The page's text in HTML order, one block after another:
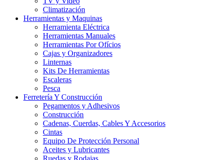
Climatización
Herramientas y Maquinas
Herramienta Eléctrica
Herramientas Manuales
Herramientas Por Ofícios
Cajas y Organizadores
Linternas
Kits De Herramientas
Escaleras
Pesca
Ferretería Y Construcción
Pegamentos y Adhesivos
Construcción
Cadenas, Cuerdas, Cables Y Accesorios
Cintas
Equipo De Protección Personal
Aceites y Lubricantes
Ruedas y Rodajas